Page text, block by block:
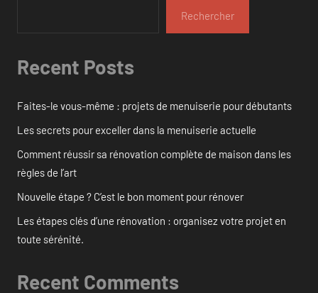
Rechercher
Recent Posts
Faites-le vous-même : projets de menuiserie pour débutants
Les secrets pour exceller dans la menuiserie actuelle
Comment réussir sa rénovation complète de maison dans les
règles de l’art
Nouvelle étape ? C’est le bon moment pour rénover
Les étapes clés d’une rénovation : organisez votre projet en
toute sérénité.
Recent Comments